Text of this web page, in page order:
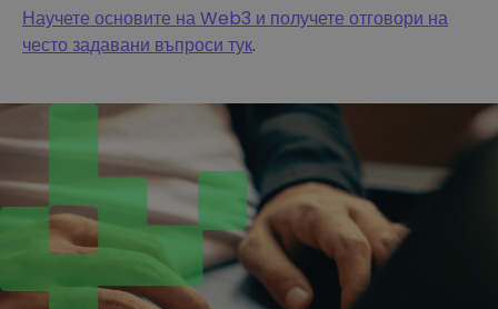
Научете основите на Web3 и получете отговори на
често задавани въпроси тук.